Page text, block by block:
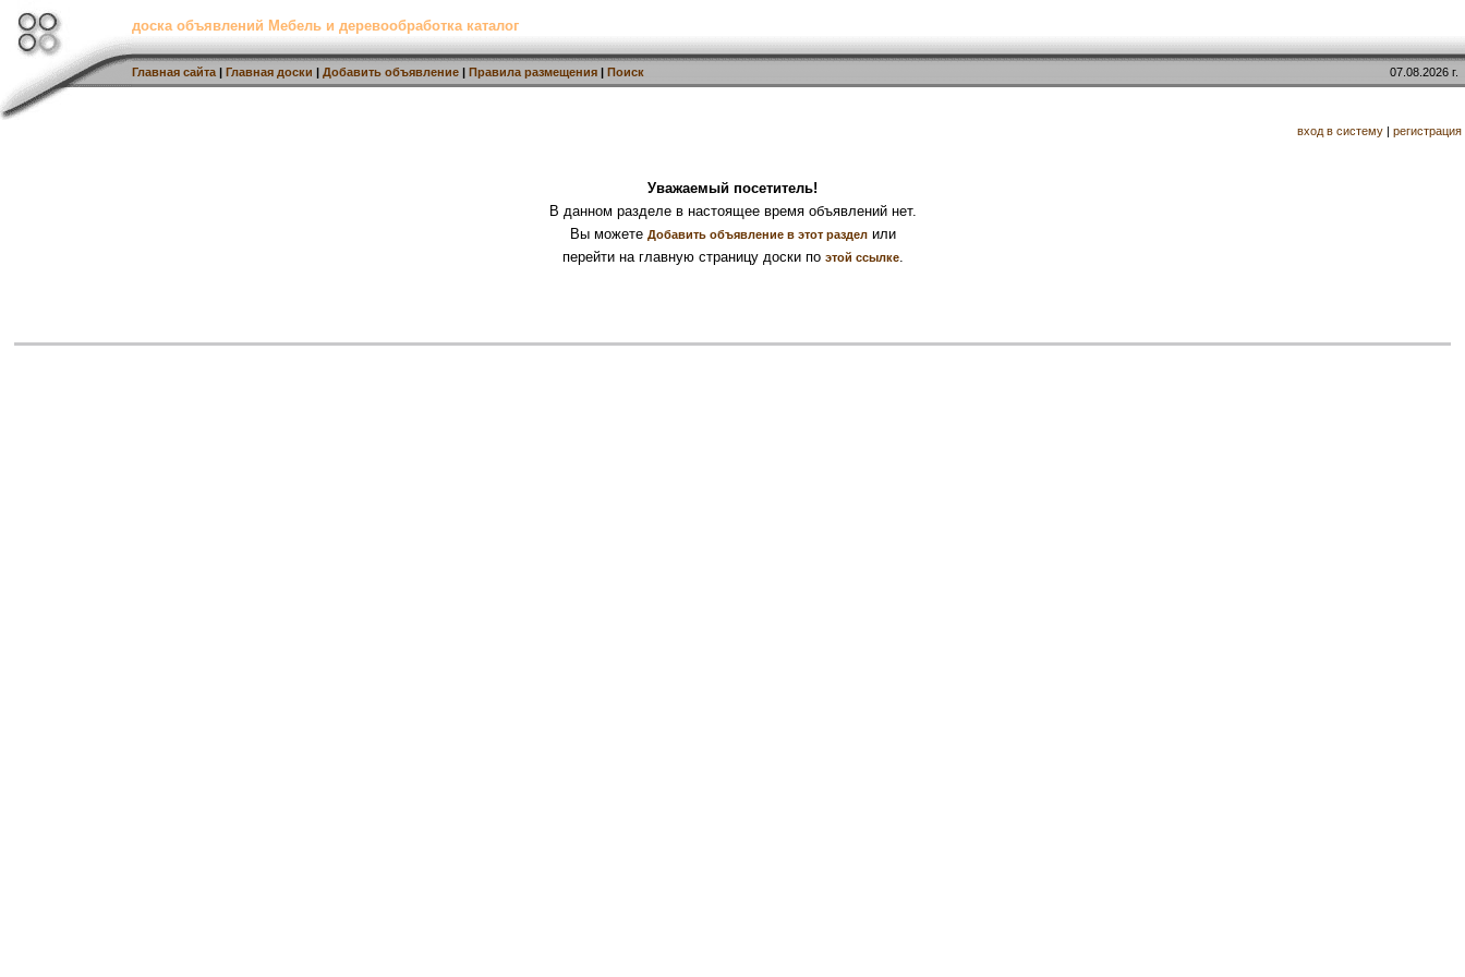
доска объявлений Мебель и деревообработка каталог
Главная сайта | Главная доски | Добавить объявление | Правила размещения | Поиск 07.08.2026 г.
вход в систему | регистрация
Уважаемый посетитель!
В данном разделе в настоящее время объявлений нет.
Вы можете Добавить объявление в этот разделили
перейти на главную страницу доски по этой ссылке.